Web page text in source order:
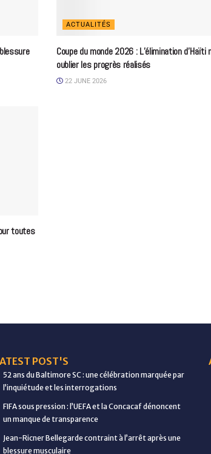
ACTUALITÉS
Coupe du monde 2026 : L’élimination
oublier les progrès réalisés
22 JUNE 2026
toutes
POST'S
52 ans du Baltimore SC : une célébration marquée par
l’inquiétude et les interrogations
FIFA sous pression : l’UEFA et la Concacaf dénoncent
un manque de transparence
Jean-Ricner Bellegarde contraint à l’arrêt après une
blessure musculaire